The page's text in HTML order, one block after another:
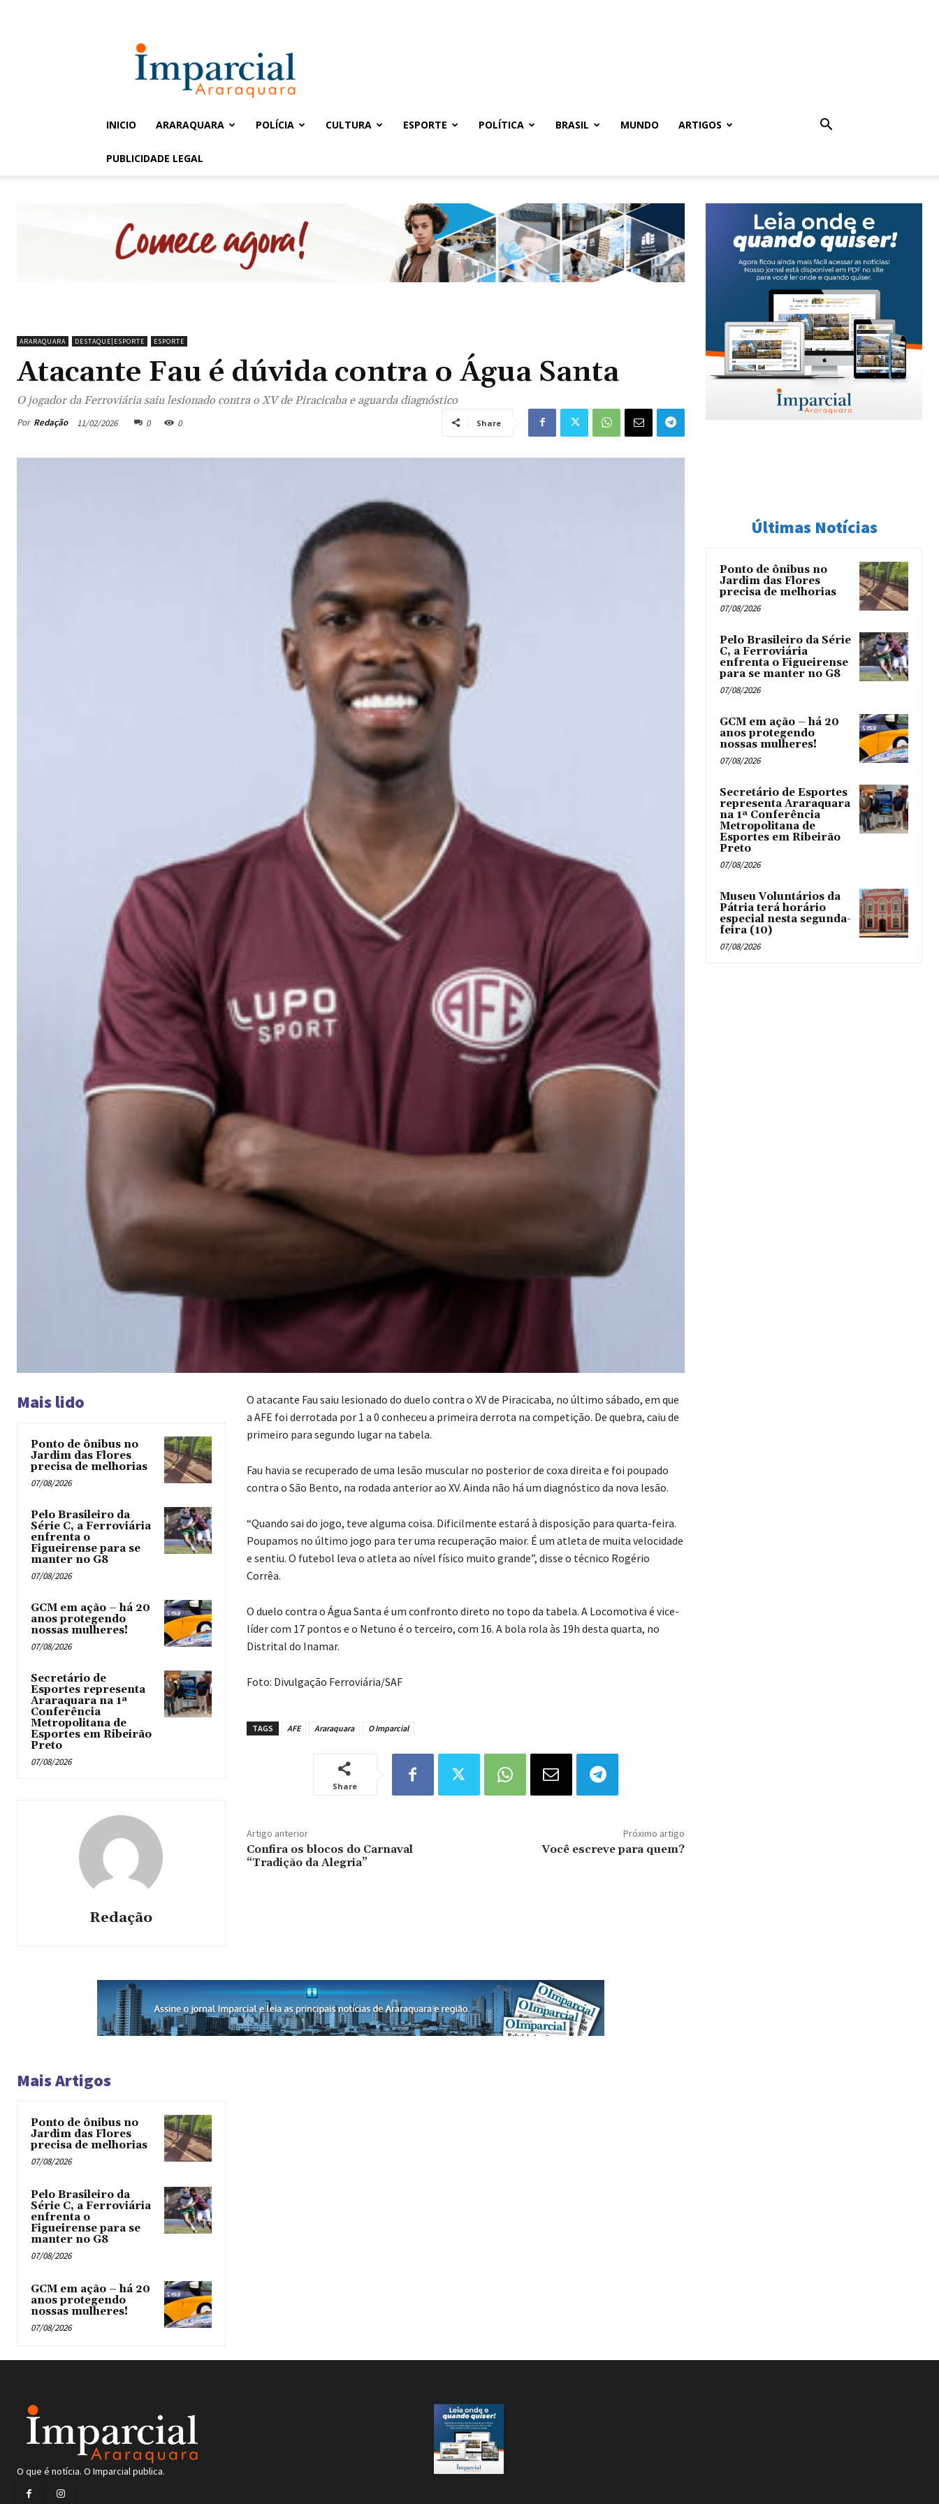
Imparcial
INICIO ARARAQUARA POLÍCIA CULTURA ESPORTE POLÍTICA BRASIL MUNDO ARTIGOS
PUBLICIDADE LEGAL
ARARAQUARA DESTAQUE|ESPORTE ESPORTE
Atacante Fau é dúvida contra o Água Santa
O jogador da Ferroviária saiu lesionado contra o XV de Piracicaba e aguarda diagnóstico
Por Redação 11/02/2026 0 0 Share
Mais lido
Ponto de ônibus no
Jardim das Flores
precisa de melhorias
07/08/2026
Pelo Brasileiro da
Série C, a Ferroviária
enfrenta o
Figueirense para se
manter no G8
07/08/2026
GCM em ação – há 20
anos protegendo
nossas mulheres!
07/08/2026
Secretário de
Esportes representa
Araraquara na 1ª
Conferência
Metropolitana de
Esportes em Ribeirão
Preto
07/08/2026
Redação
O atacante Fau saiu lesionado do duelo contra o XV de Piracicaba, no último sábado, em que
a AFE foi derrotada por 1 a 0 conheceu a primeira derrota na competição. De quebra, caiu de
primeiro para segundo lugar na tabela.
Fau havia se recuperado de uma lesão muscular no posterior de coxa direita e foi poupado
contra o São Bento, na rodada anterior ao XV. Ainda não há um diagnóstico da nova lesão.
“Quando sai do jogo, teve alguma coisa. Dificilmente estará à disposição para quarta-feira.
Poupamos no último jogo para ter uma recuperação maior. É um atleta de muita velocidade
e sentiu. O futebol leva o atleta ao nível físico muito grande”, disse o técnico Rogério
Corrêa.
O duelo contra o Água Santa é um confronto direto no topo da tabela. A Locomotiva é vice-
líder com 17 pontos e o Netuno é o terceiro, com 16. A bola rola às 19h desta quarta, no
Distrital do Inamar.
Foto: Divulgação Ferroviária/SAF
TAGS AFE Araraquara O Imparcial
Share
Artigo anterior
Confira os blocos do Carnaval
“Tradição da Alegria”
Próximo artigo
Você escreve para quem?
Mais Artigos
Ponto de ônibus no
Jardim das Flores
precisa de melhorias
07/08/2026
Pelo Brasileiro da
Série C, a Ferroviária
enfrenta o
Figueirense para se
manter no G8
07/08/2026
GCM em ação – há 20
anos protegendo
nossas mulheres!
07/08/2026
Últimas Notícias
Ponto de ônibus no
Jardim das Flores
precisa de melhorias
07/08/2026
Pelo Brasileiro da Série
C, a Ferroviária
enfrenta o Figueirense
para se manter no G8
07/08/2026
GCM em ação – há 20
anos protegendo
nossas mulheres!
07/08/2026
Secretário de Esportes
representa Araraquara
na 1ª Conferência
Metropolitana de
Esportes em Ribeirão
Preto
07/08/2026
Museu Voluntários da
Pátria terá horário
especial nesta segunda-
feira (10)
07/08/2026
O que é notícia. O Imparcial publica.